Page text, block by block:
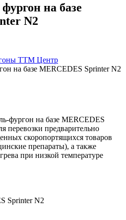
на базе
N2
ТТМ Центр
на базе MERCEDES Sprinter N2
фургон на базе MERCEDES
перевозки предварительно
скоропортящихся товаров
препараты), а также
при низкой температуре
Sprinter N2